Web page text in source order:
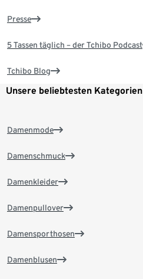
Presse
5 Tassen täglich – der Tchibo Podcast
Tchibo Blog
Unsere beliebtesten Kategorien
Damenmode
Damenschmuck
Damenkleider
Damenpullover
Damensporthosen
Damenblusen